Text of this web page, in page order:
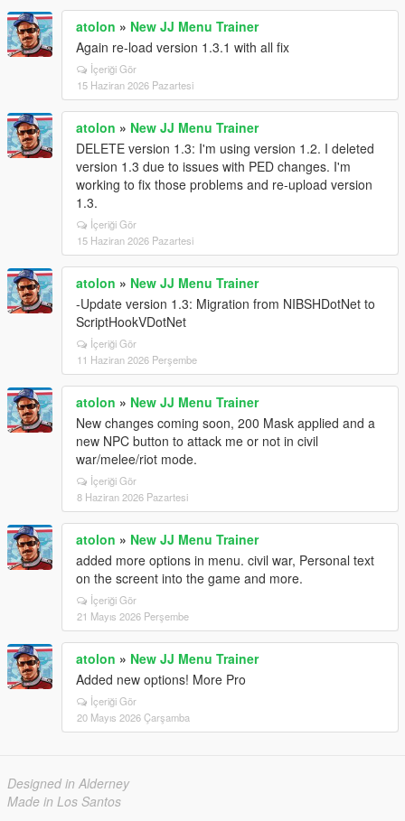
atolon » New JJ Menu Trainer
Again re-load version 1.3.1 with all fix
İçeriği Gör
15 Haziran 2026 Pazartesi
atolon » New JJ Menu Trainer
DELETE version 1.3: I'm using version 1.2. I deleted
version 1.3 due to issues with PED changes. I'm
working to fix those problems and re-upload version
1.3.
İçeriği Gör
15 Haziran 2026 Pazartesi
atolon » New JJ Menu Trainer
-Update version 1.3: Migration from NIBSHDotNet to
ScriptHookVDotNet
İçeriği Gör
11 Haziran 2026 Perşembe
atolon » New JJ Menu Trainer
New changes coming soon, 200 Mask applied and a
new NPC button to attack me or not in civil
war/melee/riot mode.
İçeriği Gör
8 Haziran 2026 Pazartesi
atolon » New JJ Menu Trainer
added more options in menu. civil war, Personal text
on the screent into the game and more.
İçeriği Gör
21 Mayıs 2026 Perşembe
atolon » New JJ Menu Trainer
Added new options! More Pro
İçeriği Gör
20 Mayıs 2026 Çarşamba
Designed in Alderney
Made in Los Santos